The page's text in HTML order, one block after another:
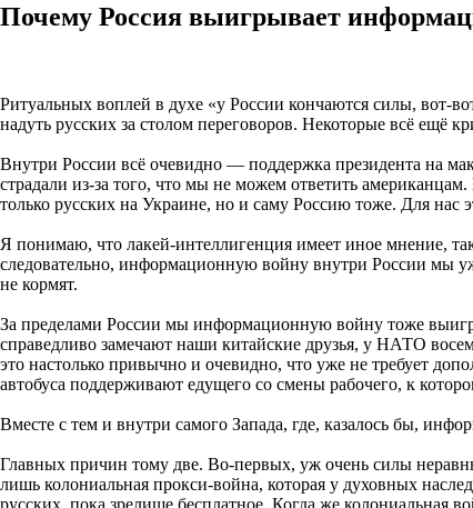
Почему Россия выигрывает
Ритуальных воплей в духе «у России кончаются силы, вот-
надуть русских за столом переговоров. Некоторые всё
Внутри России всё очевидно — поддержка президента на
страдали из-за того, что мы не можем ответить
только русских на Украине, но и саму Россию тоже. Для нас
Я понимаю, что лакей-интеллигенция имеет иное мнение,
следовательно, информационную войну внутри России мы
не кормят.
За пределами России мы информационную войну тоже
справедливо замечают наши китайские друзья, у НАТО
это настолько привычно и очевидно, что уже не требует
автобуса поддерживают едущего со смены рабочего, к
Вместе с тем и внутри самого Запада, где, казалось бы,
Главных причин тому две. Во-первых, уж очень силы
лишь колониальная прокси-война, которая у духовных
русских, пока зрелище бесплатное. Когда же колониальная